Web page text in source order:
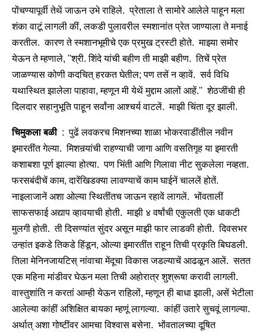
पोंचण्यापूर्वी तेथें जाऊन उभे राहिले. प्रेताला ते सामोरे आलेले पाहून मला
शंका वाटूं लागली कीं, लकडी पुलावरील स्मशानांत प्रेत जाण्याला ते मनाई
करतील. कारण ते स्मशानभूमीचे एक प्रमुख ट्रस्टी होते. माझ्या समोर
येऊन ते म्हणाले, ''श्री. शिंदे यांची बहीण ती माझी बहीण. तिचें प्रेत
जाळण्यास कोणी कदचित् हरकत घेतील; पण तसें न व्हावें. सर्व विधि
यथास्थित झालेला पाहावा, म्हणून मी येथें मुद्दाम आलों आहें.'' शेठजींची ही
दिलदार सहानुभूति पाहून सर्वांना आश्चर्य वाटलें. माझी चिंता दूर झाली.
चिमुकला बळी : पुढें लवकरच मिशनच्या शाळा भोकरवाडींतील नवीन
इमारतींत गेल्या. मिशनर्‍यांची राहण्याची जागा आणि वसतिगृह या इमारती
कशाबशा पूर्ण झाल्या होत्या. पण भिंती आणि गिलावा नीट सुकलेला नव्हता.
फरसबंदीचें काम, दारेंखिडक्या लावण्याचें काम घाईनें चाललें होतें.
नाइलाजानें अशा ओल्या स्थितींतच जाऊन रहावें लागलें. भोंवतालीं
साफसफाई अद्याप व्हावयाची होती. माझी ४ वर्षांची एकुलती एक धाकटी
मुलगी होती. ती दिसण्यांत सुंदर असून माझी फार लाडकी होती. दिवसभर
उन्हांत इकडे तिकडे हिंडून, ओल्या इमारतींत राहून तिची प्रकृति बिघडली.
तिला मेनिनजायटिस् नांवाचा मेंदूचा विकास जडल्याचें आढळून आलें. सतत
एक महिना मांडीवर घेऊन मला तिची अहोरात्र शुश्रूषा करावी लागली.
वास्तुशांति न करतां आम्ही येऊन राहिलों, म्हणून ही बाधा झाली, असें भेटीला
आलेल्या कांहीं अशिक्षित बायका म्हणूं लागल्या. कांहीं उतारे सुचवूं लागल्या.
अर्थात् अशा गोष्टींवर आमचा विश्वास बसेना. भोंवतालच्या दूषित